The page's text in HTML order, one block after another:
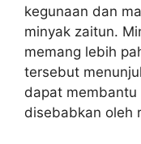
kegunaan dan
minyak zaitun.
memang lebih
tersebut
dapat membantu
disebabkan oleh